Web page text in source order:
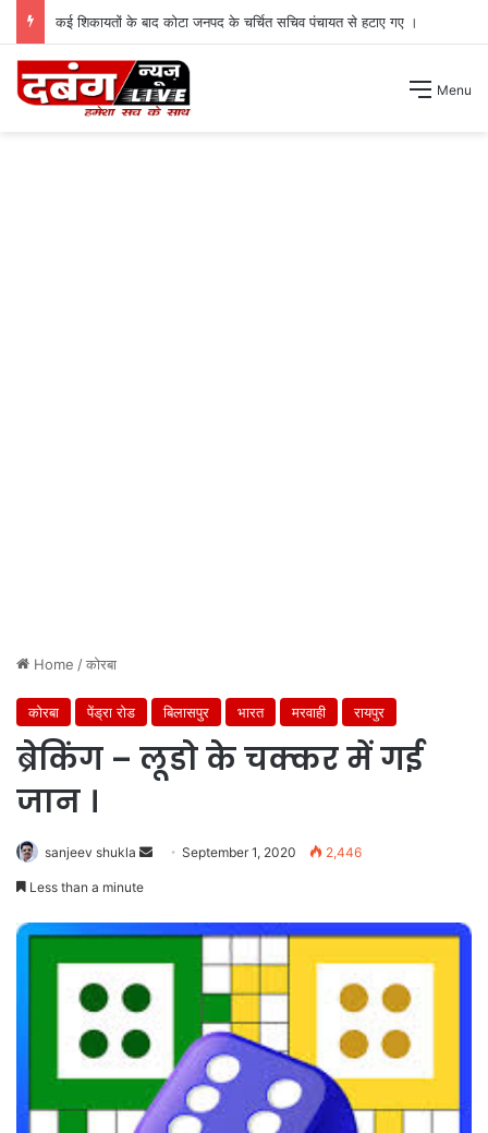
कई शिकायतों के बाद कोटा जनपद के चर्चित सचिव पंचायत से हटाए गए ।
Menu
Home /कोरबा
कोरबा पेंड्रा रोड बिलासपुर भारत मरवाही रायपुर
ब्रेकिंग – लूडो के चक्कर में गई
जान ।
sanjeev shukla
SendSeptember 1, 2020 2,446
Less than a minute